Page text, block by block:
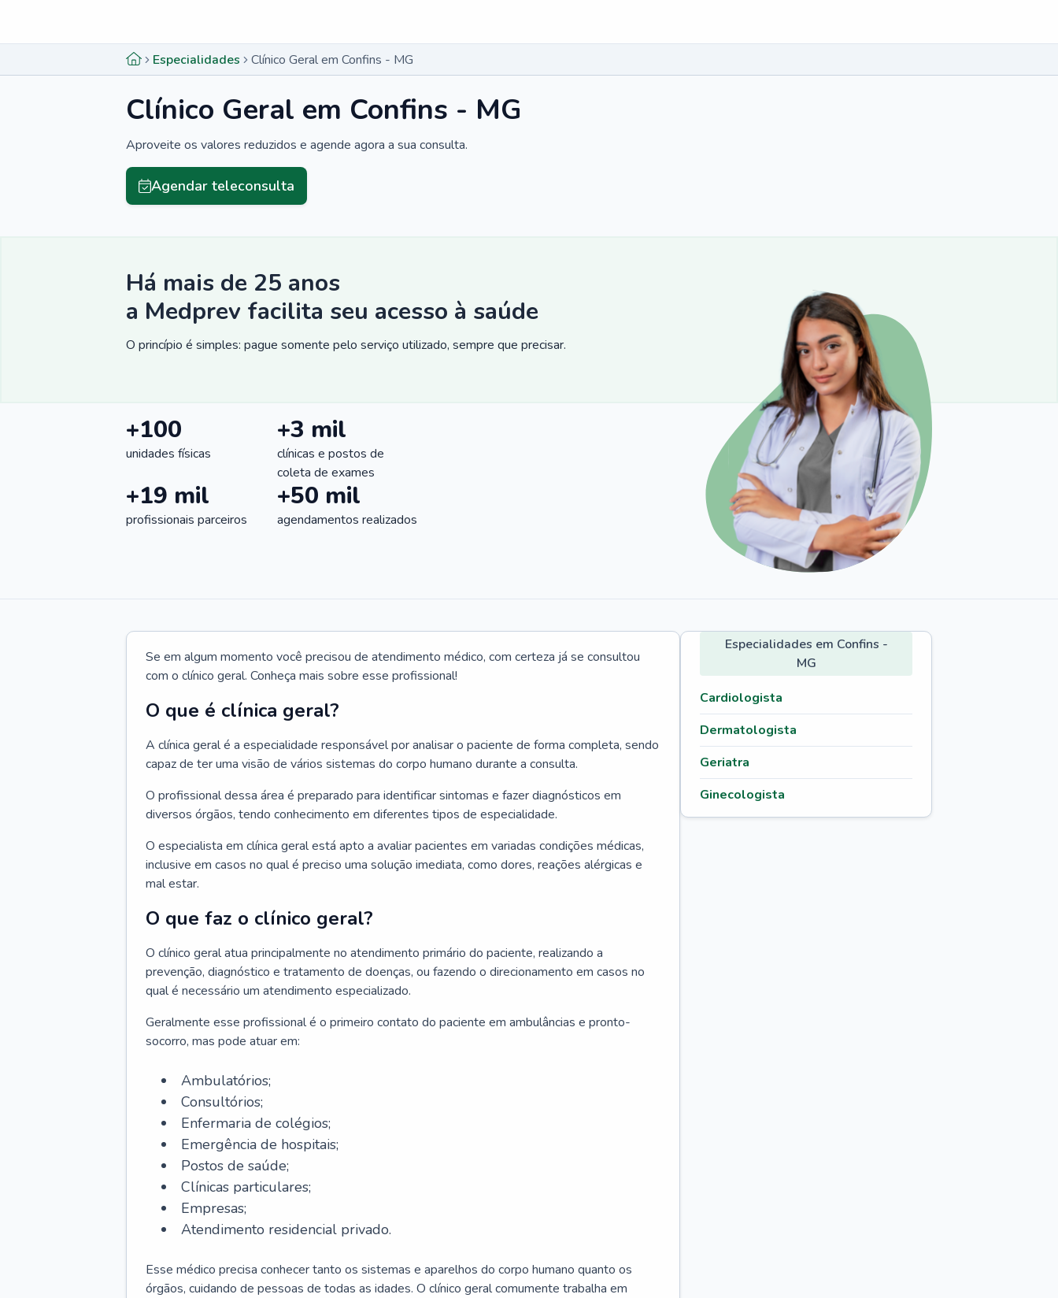
Especialidades Clínico Geral em Confins - MG
Clínico Geral em Confins - MG
Aproveite os valores reduzidos e agende agora a sua consulta.
Agendar teleconsulta
Há mais de 25 anos
a Medprev facilita seu acesso à saúde
O princípio é simples: pague somente pelo serviço utilizado, sempre que precisar.
+100
unidades físicas
+3 mil
clínicas e postos de
coleta de exames
+19 mil
profissionais parceiros
+50 mil
agendamentos realizados
Se em algum momento você precisou de atendimento médico, com certeza já se consultou
com o clínico geral. Conheça mais sobre esse profissional!
O que é clínica geral?
A clínica geral é a especialidade responsável por analisar o paciente de forma completa, sendo
capaz de ter uma visão de vários sistemas do corpo humano durante a consulta.
O profissional dessa área é preparado para identificar sintomas e fazer diagnósticos em
diversos órgãos, tendo conhecimento em diferentes tipos de especialidade.
O especialista em clínica geral está apto a avaliar pacientes em variadas condições médicas,
inclusive em casos no qual é preciso uma solução imediata, como dores, reações alérgicas e
mal estar.
O que faz o clínico geral?
O clínico geral atua principalmente no atendimento primário do paciente, realizando a
prevenção, diagnóstico e tratamento de doenças, ou fazendo o direcionamento em casos no
qual é necessário um atendimento especializado.
Geralmente esse profissional é o primeiro contato do paciente em ambulâncias e pronto-
socorro, mas pode atuar em:
Ambulatórios;
Consultórios;
Enfermaria de colégios;
Emergência de hospitais;
Postos de saúde;
Clínicas particulares;
Empresas;
Atendimento residencial privado.
Esse médico precisa conhecer tanto os sistemas e aparelhos do corpo humano quanto os
órgãos, cuidando de pessoas de todas as idades. O clínico geral comumente trabalha em
Especialidades em Confins -
MG
Cardiologista
Dermatologista
Geriatra
Ginecologista